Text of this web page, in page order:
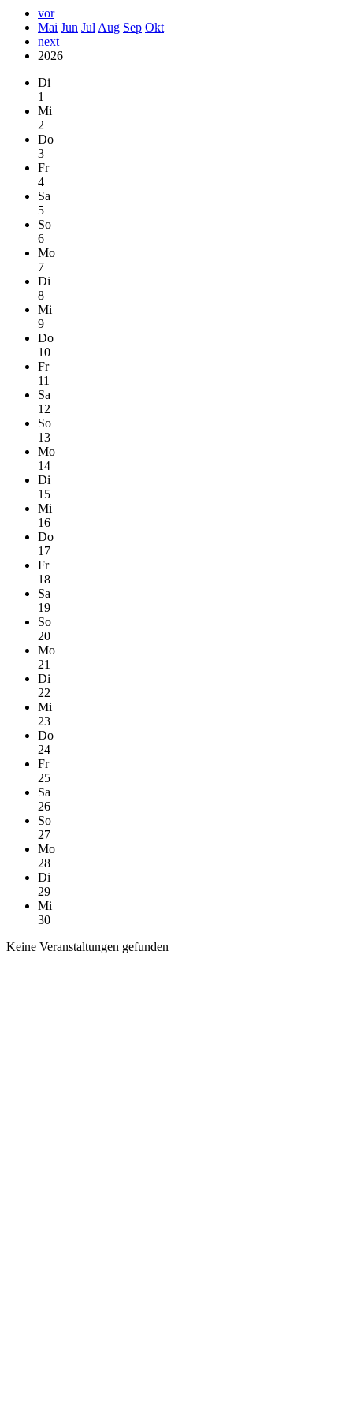
vor
Mai Jun Jul Aug Sep Okt
next
2026
Di
1
Mi
2
Do
3
Fr
4
Sa
5
So
6
Mo
7
Di
8
Mi
9
Do
10
Fr
11
Sa
12
So
13
Mo
14
Di
15
Mi
16
Do
17
Fr
18
Sa
19
So
20
Mo
21
Di
22
Mi
23
Do
24
Fr
25
Sa
26
So
27
Mo
28
Di
29
Mi
30
Keine Veranstaltungen gefunden